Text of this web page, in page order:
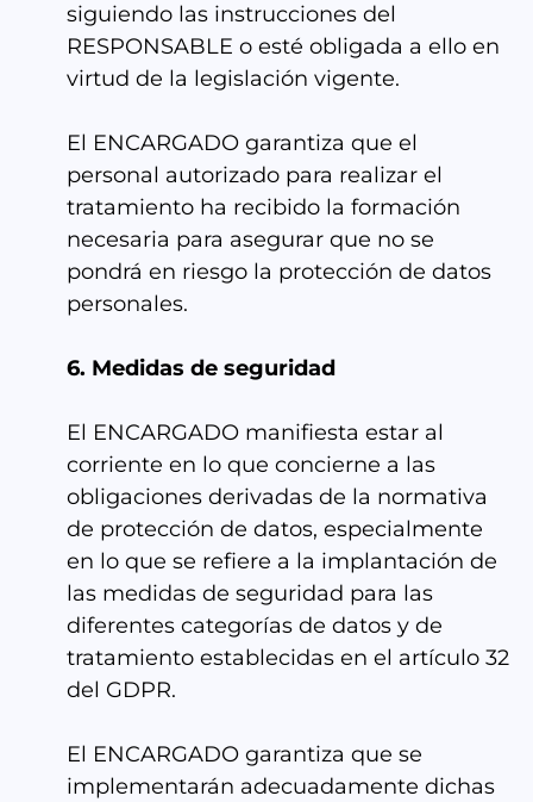
siguiendo las instrucciones del
RESPONSABLE o esté obligada a ello en
virtud de la legislación vigente.
El ENCARGADO garantiza que el
personal autorizado para realizar el
tratamiento ha recibido la formación
necesaria para asegurar que no se
pondrá en riesgo la protección de datos
personales.
6. Medidas de seguridad
El ENCARGADO manifiesta estar al
corriente en lo que concierne a las
obligaciones derivadas de la normativa
de protección de datos, especialmente
en lo que se refiere a la implantación de
las medidas de seguridad para las
diferentes categorías de datos y de
tratamiento establecidas en el artículo 32
del GDPR.
El ENCARGADO garantiza que se
implementarán adecuadamente dichas